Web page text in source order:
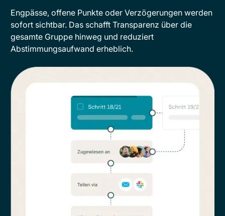
Engpässe, offene Punkte oder Verzögerungen werden
sofort sichtbar. Das schafft Transparenz über die
gesamte Gruppe hinweg und reduziert
Abstimmungsaufwand erheblich.